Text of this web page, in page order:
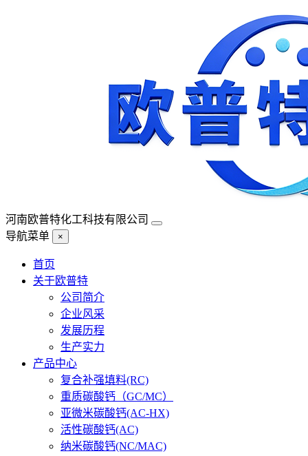
河南欧普特化工科技有限公司
导航菜单
×
首页
关于欧普特
公司简介
企业风采
发展历程
生产实力
产品中心
复合补强填料(RC)
重质碳酸钙（GC/MC）
亚微米碳酸钙(AC-HX)
活性碳酸钙(AC)
纳米碳酸钙(NC/MAC)